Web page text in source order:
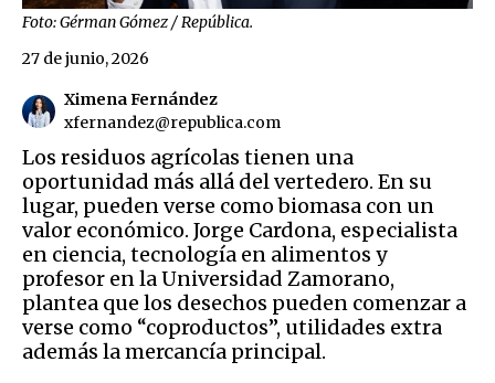
Foto: Gérman Gómez / República.
Ximena Fernández
xfernandez@republica.com
27 de junio, 2026
Los residuos agrícolas tienen una
oportunidad más allá del vertedero. En su
lugar, pueden verse como biomasa con un
valor económico. Jorge Cardona, especialista
en ciencia, tecnología en alimentos y
profesor en la Universidad Zamorano,
plantea que los desechos pueden comenzar a
verse como “coproductos”, utilidades extra
además la mercancía principal.